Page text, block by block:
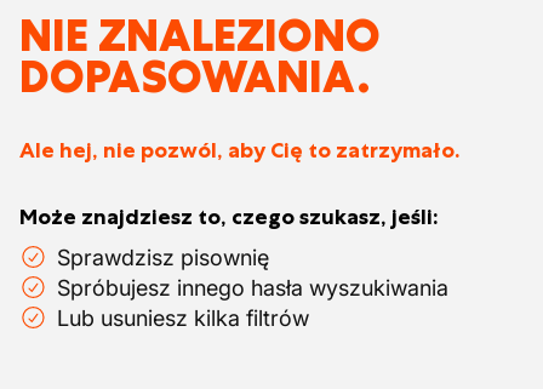
NIE ZNALEZIONO
DOPASOWANIA.
Ale hej, nie pozwól, aby Cię to zatrzymało.
Może znajdziesz to, czego szukasz, jeśli:
Sprawdzisz pisownię
Spróbujesz innego hasła wyszukiwania
Lub usuniesz kilka filtrów